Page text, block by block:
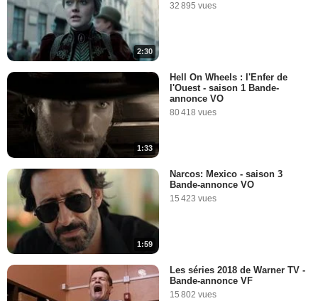
2:30
32 895 vues
1:33
Hell On Wheels : l'Enfer de
l'Ouest - saison 1 Bande-
annonce VO
80 418 vues
1:59
Narcos: Mexico - saison 3
Bande-annonce VO
15 423 vues
Les séries 2018 de Warner TV -
Bande-annonce VF
15 802 vues